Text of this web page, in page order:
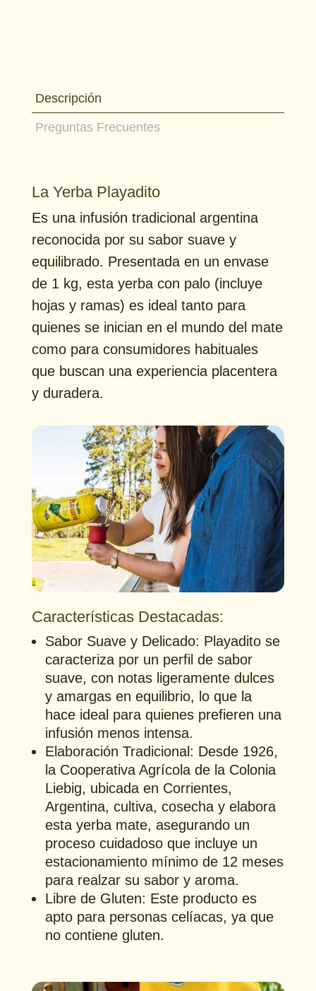
Descripción
Preguntas Frecuentes
La Yerba Playadito
Es una infusión tradicional argentina
reconocida por su sabor suave y
equilibrado. Presentada en un envase
de 1 kg, esta yerba con palo (incluye
hojas y ramas) es ideal tanto para
quienes se inician en el mundo del mate
como para consumidores habituales
que buscan una experiencia placentera
y duradera.
Características Destacadas:
Sabor Suave y Delicado: Playadito se
caracteriza por un perfil de sabor
suave, con notas ligeramente dulces
y amargas en equilibrio, lo que la
hace ideal para quienes prefieren una
infusión menos intensa.
Elaboración Tradicional: Desde 1926,
la Cooperativa Agrícola de la Colonia
Liebig, ubicada en Corrientes,
Argentina, cultiva, cosecha y elabora
esta yerba mate, asegurando un
proceso cuidadoso que incluye un
estacionamiento mínimo de 12 meses
para realzar su sabor y aroma.
Libre de Gluten: Este producto es
apto para personas celíacas, ya que
no contiene gluten.